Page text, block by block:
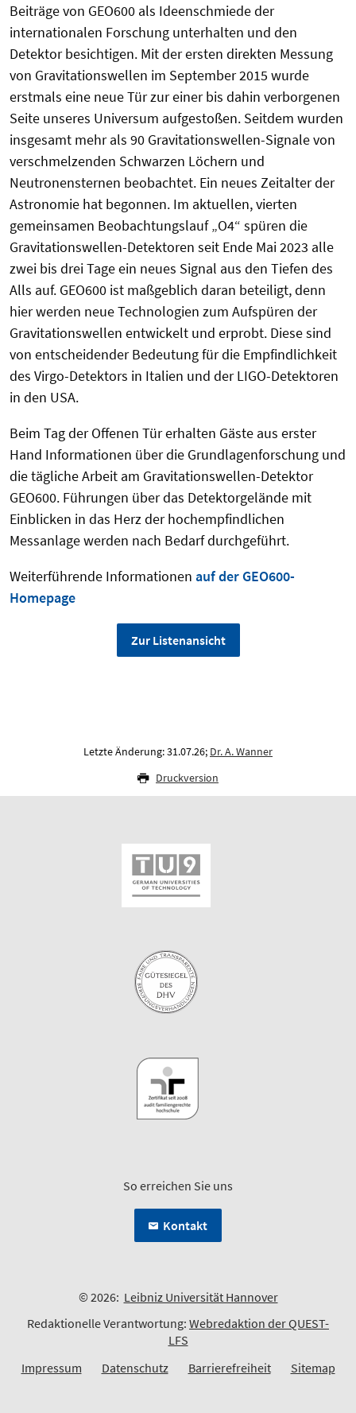
Beiträge von GEO600 als Ideenschmiede der
internationalen Forschung unterhalten und den
Detektor besichtigen. Mit der ersten direkten Messung
von Gravitationswellen im September 2015 wurde
erstmals eine neue Tür zur einer bis dahin verborgenen
Seite unseres Universum aufgestoßen. Seitdem wurden
insgesamt mehr als 90 Gravitationswellen-Signale von
verschmelzenden Schwarzen Löchern und
Neutronensternen beobachtet. Ein neues Zeitalter der
Astronomie hat begonnen. Im aktuellen, vierten
gemeinsamen Beobachtungslauf „O4“ spüren die
Gravitationswellen-Detektoren seit Ende Mai 2023 alle
zwei bis drei Tage ein neues Signal aus den Tiefen des
Alls auf. GEO600 ist maßgeblich daran beteiligt, denn
hier werden neue Technologien zum Aufspüren der
Gravitationswellen entwickelt und erprobt. Diese sind
von entscheidender Bedeutung für die Empfindlichkeit
des Virgo-Detektors in Italien und der LIGO-Detektoren
in den USA.
Beim Tag der Offenen Tür erhalten Gäste aus erster
Hand Informationen über die Grundlagenforschung und
die tägliche Arbeit am Gravitationswellen-Detektor
GEO600. Führungen über das Detektorgelände mit
Einblicken in das Herz der hochempfindlichen
Messanlage werden nach Bedarf durchgeführt.
Weiterführende Informationen auf der GEO600-
Homepage
Zur Listenansicht
Letzte Änderung: 31.07.26; Dr. A. Wanner
Druckversion
So erreichen Sie uns
Kontakt
© 2026: Leibniz Universität Hannover
Redaktionelle Verantwortung: Webredaktion der QUEST-
LFS
Impressum
Datenschutz Barrierefreiheit Sitemap